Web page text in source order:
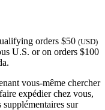
orders $50 (USD)
U.S. or on orders $100
vous-même chercher
expédier chez vous,
sur